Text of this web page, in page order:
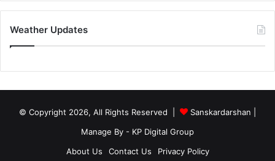
Weather Updates
© Copyright 2026, All Rights Reserved | Sanskardarshan
Manage By - KP Digital Group
About Us
Contact Us Privacy Policy